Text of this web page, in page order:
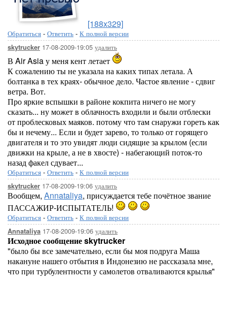
[188x329]
Обратиться - Ответить - К полной версии
skytrucker 17-08-2009-19:05 удалить
В Air Asia у меня кент летает
К сожалению ты не указала на каких типах летала. А
болтанка в тех краях- обычное дело. Частое явление - сдвиг
ветра. Вот.
Про яркие вспышки в районе кокпита ничего не могу
сказать... ну может в облачность входили и были отблески
от проблесковых маяков. потому что там снаружи гореть как
бы и нечему... Если и будет зарево, то только от горящего
двигателя и то это увидят люди сидящие за крылом (если
движки на крыле, а не в хвосте) - набегающий поток-то
назад факел сдувает...
Обратиться - Ответить - К полной версии
skytrucker 17-08-2009-19:06 удалить
Вообщем, Annataliya, присуждается тебе почётное звание
ПАССАЖИР-ИСПЫТАТЕЛЬ!
Обратиться - Ответить - К полной версии
Annataliya 17-08-2009-19:06 удалить
Исходное сообщение skytrucker
"было бы все замечательно, если бы моя подруга Маша
накануне нашего отбытия в Индонезию не рассказала мне,
что при турбулентности у самолетов отваливаются крылья"